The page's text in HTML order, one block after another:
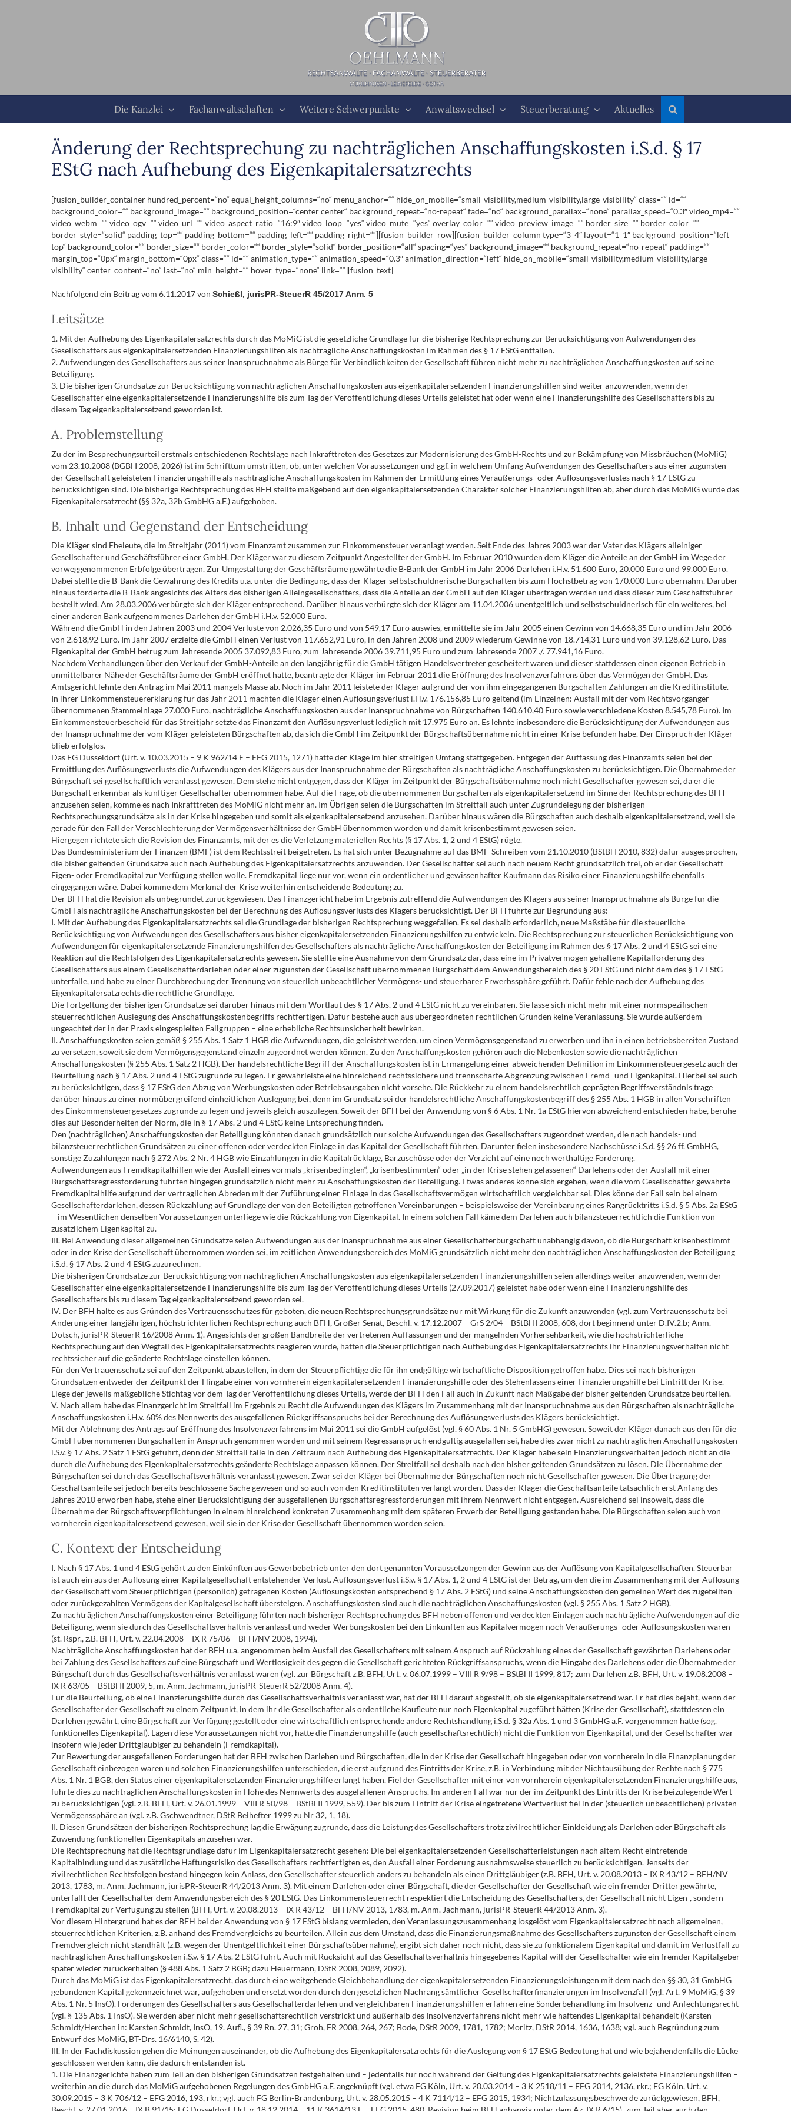
Die Kanzlei Fachanwaltschaften Weitere Schwerpunkte Anwaltswechsel Steuerberatung Aktuelles
Änderung der Rechtsprechung zu nachträglichen Anschaffungskosten i.S.d. § 17
EStG nach Aufhebung des Eigenkapitalersatzrechts
[fusion_builder_container hundred_percent=“no“ equal_height_columns=“no“ menu_anchor=““ hide_on_mobile=“small-visibility,medium-visibility,large-visibility“ class=““ id=““
background_color=““ background_image=““ background_position=“center center“ background_repeat=“no-repeat“ fade=“no“ background_parallax=“none“ parallax_speed=“0.3″ video_mp4=““
video_webm=““ video_ogv=““ video_url=““ video_aspect_ratio=“16:9″ video_loop=“yes“ video_mute=“yes“ overlay_color=““ video_preview_image=““ border_size=““ border_color=““
border_style=“solid“ padding_top=““ padding_bottom=““ padding_left=““ padding_right=““][fusion_builder_row][fusion_builder_column type=“3_4″ layout=“1_1″ background_position=“left
top“ background_color=““ border_size=““ border_color=““ border_style=“solid“ border_position=“all“ spacing=“yes“ background_image=““ background_repeat=“no-repeat“ padding=““
margin_top=“0px“ margin_bottom=“0px“ class=““ id=““ animation_type=““ animation_speed=“0.3″ animation_direction=“left“ hide_on_mobile=“small-visibility,medium-visibility,large-
visibility“ center_content=“no“ last=“no“ min_height=““ hover_type=“none“ link=““][fusion_text]
Nachfolgend ein Beitrag vom 6.11.2017 von Schießl, jurisPR-SteuerR 45/2017 Anm. 5
Leitsätze
1. Mit der Aufhebung des Eigenkapitalersatzrechts durch das MoMiG ist die gesetzliche Grundlage für die bisherige Rechtsprechung zur Berücksichtigung von Aufwendungen des
Gesellschafters aus eigenkapitalersetzenden Finanzierungshilfen als nachträgliche Anschaffungskosten im Rahmen des § 17 EStG entfallen.
2. Aufwendungen des Gesellschafters aus seiner Inanspruchnahme als Bürge für Verbindlichkeiten der Gesellschaft führen nicht mehr zu nachträglichen Anschaffungskosten auf seine
Beteiligung.
3. Die bisherigen Grundsätze zur Berücksichtigung von nachträglichen Anschaffungskosten aus eigenkapitalersetzenden Finanzierungshilfen sind weiter anzuwenden, wenn der
Gesellschafter eine eigenkapitalersetzende Finanzierungshilfe bis zum Tag der Veröffentlichung dieses Urteils geleistet hat oder wenn eine Finanzierungshilfe des Gesellschafters bis zu
diesem Tag eigenkapitalersetzend geworden ist.
A. Problemstellung
Zu der im Besprechungsurteil erstmals entschiedenen Rechtslage nach Inkrafttreten des Gesetzes zur Modernisierung des GmbH-Rechts und zur Bekämpfung von Missbräuchen (MoMiG)
vom 23.10.2008 (BGBl I 2008, 2026) ist im Schrifttum umstritten, ob, unter welchen Voraussetzungen und ggf. in welchem Umfang Aufwendungen des Gesellschafters aus einer zugunsten
der Gesellschaft geleisteten Finanzierungshilfe als nachträgliche Anschaffungskosten im Rahmen der Ermittlung eines Veräußerungs- oder Auflösungsverlustes nach § 17 EStG zu
berücksichtigen sind. Die bisherige Rechtsprechung des BFH stellte maßgebend auf den eigenkapitalersetzenden Charakter solcher Finanzierungshilfen ab, aber durch das MoMiG wurde das
Eigenkapitalersatzrecht (§§ 32a, 32b GmbHG a.F.) aufgehoben.
B. Inhalt und Gegenstand der Entscheidung
Die Kläger sind Eheleute, die im Streitjahr (2011) vom Finanzamt zusammen zur Einkommensteuer veranlagt werden. Seit Ende des Jahres 2003 war der Vater des Klägers alleiniger
Gesellschafter und Geschäftsführer einer GmbH. Der Kläger war zu diesem Zeitpunkt Angestellter der GmbH. Im Februar 2010 wurden dem Kläger die Anteile an der GmbH im Wege der
vorweggenommenen Erbfolge übertragen. Zur Umgestaltung der Geschäftsräume gewährte die B-Bank der GmbH im Jahr 2006 Darlehen i.H.v. 51.600 Euro, 20.000 Euro und 99.000 Euro.
Dabei stellte die B-Bank die Gewährung des Kredits u.a. unter die Bedingung, dass der Kläger selbstschuldnerische Bürgschaften bis zum Höchstbetrag von 170.000 Euro übernahm. Darüber
hinaus forderte die B-Bank angesichts des Alters des bisherigen Alleingesellschafters, dass die Anteile an der GmbH auf den Kläger übertragen werden und dass dieser zum Geschäftsführer
bestellt wird. Am 28.03.2006 verbürgte sich der Kläger entsprechend. Darüber hinaus verbürgte sich der Kläger am 11.04.2006 unentgeltlich und selbstschuldnerisch für ein weiteres, bei
einer anderen Bank aufgenommenes Darlehen der GmbH i.H.v. 52.000 Euro.
Während die GmbH in den Jahren 2003 und 2004 Verluste von 2.026,35 Euro und von 549,17 Euro auswies, ermittelte sie im Jahr 2005 einen Gewinn von 14.668,35 Euro und im Jahr 2006
von 2.618,92 Euro. Im Jahr 2007 erzielte die GmbH einen Verlust von 117.652,91 Euro, in den Jahren 2008 und 2009 wiederum Gewinne von 18.714,31 Euro und von 39.128,62 Euro. Das
Eigenkapital der GmbH betrug zum Jahresende 2005 37.092,83 Euro, zum Jahresende 2006 39.711,95 Euro und zum Jahresende 2007 ./. 77.941,16 Euro.
Nachdem Verhandlungen über den Verkauf der GmbH-Anteile an den langjährig für die GmbH tätigen Handelsvertreter gescheitert waren und dieser stattdessen einen eigenen Betrieb in
unmittelbarer Nähe der Geschäftsräume der GmbH eröffnet hatte, beantragte der Kläger im Februar 2011 die Eröffnung des Insolvenzverfahrens über das Vermögen der GmbH. Das
Amtsgericht lehnte den Antrag im Mai 2011 mangels Masse ab. Noch im Jahr 2011 leistete der Kläger aufgrund der von ihm eingegangenen Bürgschaften Zahlungen an die Kreditinstitute.
In ihrer Einkommensteuererklärung für das Jahr 2011 machten die Kläger einen Auflösungsverlust i.H.v. 176.156,85 Euro geltend (im Einzelnen: Ausfall mit der vom Rechtsvorgänger
übernommenen Stammeinlage 27.000 Euro, nachträgliche Anschaffungskosten aus der Inanspruchnahme von Bürgschaften 140.610,40 Euro sowie verschiedene Kosten 8.545,78 Euro). Im
Einkommensteuerbescheid für das Streitjahr setzte das Finanzamt den Auflösungsverlust lediglich mit 17.975 Euro an. Es lehnte insbesondere die Berücksichtigung der Aufwendungen aus
der Inanspruchnahme der vom Kläger geleisteten Bürgschaften ab, da sich die GmbH im Zeitpunkt der Bürgschaftsübernahme nicht in einer Krise befunden habe. Der Einspruch der Kläger
blieb erfolglos.
Das FG Düsseldorf (Urt. v. 10.03.2015 – 9 K 962/14 E – EFG 2015, 1271) hatte der Klage im hier streitigen Umfang stattgegeben. Entgegen der Auffassung des Finanzamts seien bei der
Ermittlung des Auflösungsverlusts die Aufwendungen des Klägers aus der Inanspruchnahme der Bürgschaften als nachträgliche Anschaffungskosten zu berücksichtigen. Die Übernahme der
Bürgschaft sei gesellschaftlich veranlasst gewesen. Dem stehe nicht entgegen, dass der Kläger im Zeitpunkt der Bürgschaftsübernahme noch nicht Gesellschafter gewesen sei, da er die
Bürgschaft erkennbar als künftiger Gesellschafter übernommen habe. Auf die Frage, ob die übernommenen Bürgschaften als eigenkapitalersetzend im Sinne der Rechtsprechung des BFH
anzusehen seien, komme es nach Inkrafttreten des MoMiG nicht mehr an. Im Übrigen seien die Bürgschaften im Streitfall auch unter Zugrundelegung der bisherigen
Rechtsprechungsgrundsätze als in der Krise hingegeben und somit als eigenkapitalersetzend anzusehen. Darüber hinaus wären die Bürgschaften auch deshalb eigenkapitalersetzend, weil sie
gerade für den Fall der Verschlechterung der Vermögensverhältnisse der GmbH übernommen worden und damit krisenbestimmt gewesen seien.
Hiergegen richtete sich die Revision des Finanzamts, mit der es die Verletzung materiellen Rechts (§ 17 Abs. 1, 2 und 4 EStG) rügte.
Das Bundesministerium der Finanzen (BMF) ist dem Rechtsstreit beigetreten. Es hat sich unter Bezugnahme auf das BMF-Schreiben vom 21.10.2010 (BStBl I 2010, 832) dafür ausgesprochen,
die bisher geltenden Grundsätze auch nach Aufhebung des Eigenkapitalersatzrechts anzuwenden. Der Gesellschafter sei auch nach neuem Recht grundsätzlich frei, ob er der Gesellschaft
Eigen- oder Fremdkapital zur Verfügung stellen wolle. Fremdkapital liege nur vor, wenn ein ordentlicher und gewissenhafter Kaufmann das Risiko einer Finanzierungshilfe ebenfalls
eingegangen wäre. Dabei komme dem Merkmal der Krise weiterhin entscheidende Bedeutung zu.
Der BFH hat die Revision als unbegründet zurückgewiesen. Das Finanzgericht habe im Ergebnis zutreffend die Aufwendungen des Klägers aus seiner Inanspruchnahme als Bürge für die
GmbH als nachträgliche Anschaffungskosten bei der Berechnung des Auflösungsverlusts des Klägers berücksichtigt. Der BFH führte zur Begründung aus:
I. Mit der Aufhebung des Eigenkapitalersatzrechts sei die Grundlage der bisherigen Rechtsprechung weggefallen. Es sei deshalb erforderlich, neue Maßstäbe für die steuerliche
Berücksichtigung von Aufwendungen des Gesellschafters aus bisher eigenkapitalersetzenden Finanzierungshilfen zu entwickeln. Die Rechtsprechung zur steuerlichen Berücksichtigung von
Aufwendungen für eigenkapitalersetzende Finanzierungshilfen des Gesellschafters als nachträgliche Anschaffungskosten der Beteiligung im Rahmen des § 17 Abs. 2 und 4 EStG sei eine
Reaktion auf die Rechtsfolgen des Eigenkapitalersatzrechts gewesen. Sie stellte eine Ausnahme von dem Grundsatz dar, dass eine im Privatvermögen gehaltene Kapitalforderung des
Gesellschafters aus einem Gesellschafterdarlehen oder einer zugunsten der Gesellschaft übernommenen Bürgschaft dem Anwendungsbereich des § 20 EStG und nicht dem des § 17 EStG
unterfalle, und habe zu einer Durchbrechung der Trennung von steuerlich unbeachtlicher Vermögens- und steuerbarer Erwerbssphäre geführt. Dafür fehle nach der Aufhebung des
Eigenkapitalersatzrechts die rechtliche Grundlage.
Die Fortgeltung der bisherigen Grundsätze sei darüber hinaus mit dem Wortlaut des § 17 Abs. 2 und 4 EStG nicht zu vereinbaren. Sie lasse sich nicht mehr mit einer normspezifischen
steuerrechtlichen Auslegung des Anschaffungskostenbegriffs rechtfertigen. Dafür bestehe auch aus übergeordneten rechtlichen Gründen keine Veranlassung. Sie würde außerdem –
ungeachtet der in der Praxis eingespielten Fallgruppen – eine erhebliche Rechtsunsicherheit bewirken.
II. Anschaffungskosten seien gemäß § 255 Abs. 1 Satz 1 HGB die Aufwendungen, die geleistet werden, um einen Vermögensgegenstand zu erwerben und ihn in einen betriebsbereiten Zustand
zu versetzen, soweit sie dem Vermögensgegenstand einzeln zugeordnet werden können. Zu den Anschaffungskosten gehören auch die Nebenkosten sowie die nachträglichen
Anschaffungskosten (§ 255 Abs. 1 Satz 2 HGB). Der handelsrechtliche Begriff der Anschaffungskosten ist in Ermangelung einer abweichenden Definition im Einkommensteuergesetz auch der
Beurteilung nach § 17 Abs. 2 und 4 EStG zugrunde zu legen. Er gewährleiste eine hinreichend rechtssichere und trennscharfe Abgrenzung zwischen Fremd- und Eigenkapital. Hierbei sei auch
zu berücksichtigen, dass § 17 EStG den Abzug von Werbungskosten oder Betriebsausgaben nicht vorsehe. Die Rückkehr zu einem handelsrechtlich geprägten Begriffsverständnis trage
darüber hinaus zu einer normübergreifend einheitlichen Auslegung bei, denn im Grundsatz sei der handelsrechtliche Anschaffungskostenbegriff des § 255 Abs. 1 HGB in allen Vorschriften
des Einkommensteuergesetzes zugrunde zu legen und jeweils gleich auszulegen. Soweit der BFH bei der Anwendung von § 6 Abs. 1 Nr. 1a EStG hiervon abweichend entschieden habe, beruhe
dies auf Besonderheiten der Norm, die in § 17 Abs. 2 und 4 EStG keine Entsprechung finden.
Den (nachträglichen) Anschaffungskosten der Beteiligung könnten danach grundsätzlich nur solche Aufwendungen des Gesellschafters zugeordnet werden, die nach handels- und
bilanzsteuerrechtlichen Grundsätzen zu einer offenen oder verdeckten Einlage in das Kapital der Gesellschaft führten. Darunter fielen insbesondere Nachschüsse i.S.d. §§ 26 ff. GmbHG,
sonstige Zuzahlungen nach § 272 Abs. 2 Nr. 4 HGB wie Einzahlungen in die Kapitalrücklage, Barzuschüsse oder der Verzicht auf eine noch werthaltige Forderung.
Aufwendungen aus Fremdkapitalhilfen wie der Ausfall eines vormals „krisenbedingten“, „krisenbestimmten“ oder „in der Krise stehen gelassenen“ Darlehens oder der Ausfall mit einer
Bürgschaftsregressforderung führten hingegen grundsätzlich nicht mehr zu Anschaffungskosten der Beteiligung. Etwas anderes könne sich ergeben, wenn die vom Gesellschafter gewährte
Fremdkapitalhilfe aufgrund der vertraglichen Abreden mit der Zuführung einer Einlage in das Gesellschaftsvermögen wirtschaftlich vergleichbar sei. Dies könne der Fall sein bei einem
Gesellschafterdarlehen, dessen Rückzahlung auf Grundlage der von den Beteiligten getroffenen Vereinbarungen – beispielsweise der Vereinbarung eines Rangrücktritts i.S.d. § 5 Abs. 2a EStG
– im Wesentlichen denselben Voraussetzungen unterliege wie die Rückzahlung von Eigenkapital. In einem solchen Fall käme dem Darlehen auch bilanzsteuerrechtlich die Funktion von
zusätzlichem Eigenkapital zu.
III. Bei Anwendung dieser allgemeinen Grundsätze seien Aufwendungen aus der Inanspruchnahme aus einer Gesellschafterbürgschaft unabhängig davon, ob die Bürgschaft krisenbestimmt
oder in der Krise der Gesellschaft übernommen worden sei, im zeitlichen Anwendungsbereich des MoMiG grundsätzlich nicht mehr den nachträglichen Anschaffungskosten der Beteiligung
i.S.d. § 17 Abs. 2 und 4 EStG zuzurechnen.
Die bisherigen Grundsätze zur Berücksichtigung von nachträglichen Anschaffungskosten aus eigenkapitalersetzenden Finanzierungshilfen seien allerdings weiter anzuwenden, wenn der
Gesellschafter eine eigenkapitalersetzende Finanzierungshilfe bis zum Tag der Veröffentlichung dieses Urteils (27.09.2017) geleistet habe oder wenn eine Finanzierungshilfe des
Gesellschafters bis zu diesem Tag eigenkapitalersetzend geworden sei.
IV. Der BFH halte es aus Gründen des Vertrauensschutzes für geboten, die neuen Rechtsprechungsgrundsätze nur mit Wirkung für die Zukunft anzuwenden (vgl. zum Vertrauensschutz bei
Änderung einer langjährigen, höchstrichterlichen Rechtsprechung auch BFH, Großer Senat, Beschl. v. 17.12.2007 – GrS 2/04 – BStBl II 2008, 608, dort beginnend unter D.IV.2.b; Anm.
Dötsch, jurisPR-SteuerR 16/2008 Anm. 1). Angesichts der großen Bandbreite der vertretenen Auffassungen und der mangelnden Vorhersehbarkeit, wie die höchstrichterliche
Rechtsprechung auf den Wegfall des Eigenkapitalersatzrechts reagieren würde, hätten die Steuerpflichtigen nach Aufhebung des Eigenkapitalersatzrechts ihr Finanzierungsverhalten nicht
rechtssicher auf die geänderte Rechtslage einstellen können.
Für den Vertrauensschutz sei auf den Zeitpunkt abzustellen, in dem der Steuerpflichtige die für ihn endgültige wirtschaftliche Disposition getroffen habe. Dies sei nach bisherigen
Grundsätzen entweder der Zeitpunkt der Hingabe einer von vornherein eigenkapitalersetzenden Finanzierungshilfe oder des Stehenlassens einer Finanzierungshilfe bei Eintritt der Krise.
Liege der jeweils maßgebliche Stichtag vor dem Tag der Veröffentlichung dieses Urteils, werde der BFH den Fall auch in Zukunft nach Maßgabe der bisher geltenden Grundsätze beurteilen.
V. Nach allem habe das Finanzgericht im Streitfall im Ergebnis zu Recht die Aufwendungen des Klägers im Zusammenhang mit der Inanspruchnahme aus den Bürgschaften als nachträgliche
Anschaffungskosten i.H.v. 60% des Nennwerts des ausgefallenen Rückgriffsanspruchs bei der Berechnung des Auflösungsverlusts des Klägers berücksichtigt.
Mit der Ablehnung des Antrags auf Eröffnung des Insolvenzverfahrens im Mai 2011 sei die GmbH aufgelöst (vgl. § 60 Abs. 1 Nr. 5 GmbHG) gewesen. Soweit der Kläger danach aus den für die
GmbH übernommenen Bürgschaften in Anspruch genommen worden und mit seinem Regressanspruch endgültig ausgefallen sei, habe dies zwar nicht zu nachträglichen Anschaffungskosten
i.S.v. § 17 Abs. 2 Satz 1 EStG geführt, denn der Streitfall falle in den Zeitraum nach Aufhebung des Eigenkapitalersatzrechts. Der Kläger habe sein Finanzierungsverhalten jedoch nicht an die
durch die Aufhebung des Eigenkapitalersatzrechts geänderte Rechtslage anpassen können. Der Streitfall sei deshalb nach den bisher geltenden Grundsätzen zu lösen. Die Übernahme der
Bürgschaften sei durch das Gesellschaftsverhältnis veranlasst gewesen. Zwar sei der Kläger bei Übernahme der Bürgschaften noch nicht Gesellschafter gewesen. Die Übertragung der
Geschäftsanteile sei jedoch bereits beschlossene Sache gewesen und so auch von den Kreditinstituten verlangt worden. Dass der Kläger die Geschäftsanteile tatsächlich erst Anfang des
Jahres 2010 erworben habe, stehe einer Berücksichtigung der ausgefallenen Bürgschaftsregressforderungen mit ihrem Nennwert nicht entgegen. Ausreichend sei insoweit, dass die
Übernahme der Bürgschaftsverpflichtungen in einem hinreichend konkreten Zusammenhang mit dem späteren Erwerb der Beteiligung gestanden habe. Die Bürgschaften seien auch von
vornherein eigenkapitalersetzend gewesen, weil sie in der Krise der Gesellschaft übernommen worden seien.
C. Kontext der Entscheidung
I. Nach § 17 Abs. 1 und 4 EStG gehört zu den Einkünften aus Gewerbebetrieb unter den dort genannten Voraussetzungen der Gewinn aus der Auflösung von Kapitalgesellschaften. Steuerbar
ist auch ein aus der Auflösung einer Kapitalgesellschaft entstehender Verlust. Auflösungsverlust i.S.v. § 17 Abs. 1, 2 und 4 EStG ist der Betrag, um den die im Zusammenhang mit der Auflösung
der Gesellschaft vom Steuerpflichtigen (persönlich) getragenen Kosten (Auflösungskosten entsprechend § 17 Abs. 2 EStG) und seine Anschaffungskosten den gemeinen Wert des zugeteilten
oder zurückgezahlten Vermögens der Kapitalgesellschaft übersteigen. Anschaffungskosten sind auch die nachträglichen Anschaffungskosten (vgl. § 255 Abs. 1 Satz 2 HGB).
Zu nachträglichen Anschaffungskosten einer Beteiligung führten nach bisheriger Rechtsprechung des BFH neben offenen und verdeckten Einlagen auch nachträgliche Aufwendungen auf die
Beteiligung, wenn sie durch das Gesellschaftsverhältnis veranlasst und weder Werbungskosten bei den Einkünften aus Kapitalvermögen noch Veräußerungs- oder Auflösungskosten waren
(st. Rspr., z.B. BFH, Urt. v. 22.04.2008 – IX R 75/06 – BFH/NV 2008, 1994).
Nachträgliche Anschaffungskosten hat der BFH u.a. angenommen beim Ausfall des Gesellschafters mit seinem Anspruch auf Rückzahlung eines der Gesellschaft gewährten Darlehens oder
bei Zahlung des Gesellschafters auf eine Bürgschaft und Wertlosigkeit des gegen die Gesellschaft gerichteten Rückgriffsanspruchs, wenn die Hingabe des Darlehens oder die Übernahme der
Bürgschaft durch das Gesellschaftsverhältnis veranlasst waren (vgl. zur Bürgschaft z.B. BFH, Urt. v. 06.07.1999 – VIII R 9/98 – BStBl II 1999, 817; zum Darlehen z.B. BFH, Urt. v. 19.08.2008 –
IX R 63/05 – BStBl II 2009, 5, m. Anm. Jachmann, jurisPR-SteuerR 52/2008 Anm. 4).
Für die Beurteilung, ob eine Finanzierungshilfe durch das Gesellschaftsverhältnis veranlasst war, hat der BFH darauf abgestellt, ob sie eigenkapitalersetzend war. Er hat dies bejaht, wenn der
Gesellschafter der Gesellschaft zu einem Zeitpunkt, in dem ihr die Gesellschafter als ordentliche Kaufleute nur noch Eigenkapital zugeführt hätten (Krise der Gesellschaft), stattdessen ein
Darlehen gewährt, eine Bürgschaft zur Verfügung gestellt oder eine wirtschaftlich entsprechende andere Rechtshandlung i.S.d. § 32a Abs. 1 und 3 GmbHG a.F. vorgenommen hatte (sog.
funktionelles Eigenkapital). Lagen diese Voraussetzungen nicht vor, hatte die Finanzierungshilfe (auch gesellschaftsrechtlich) nicht die Funktion von Eigenkapital, und der Gesellschafter war
insofern wie jeder Drittgläubiger zu behandeln (Fremdkapital).
Zur Bewertung der ausgefallenen Forderungen hat der BFH zwischen Darlehen und Bürgschaften, die in der Krise der Gesellschaft hingegeben oder von vornherein in die Finanzplanung der
Gesellschaft einbezogen waren und solchen Finanzierungshilfen unterschieden, die erst aufgrund des Eintritts der Krise, z.B. in Verbindung mit der Nichtausübung der Rechte nach § 775
Abs. 1 Nr. 1 BGB, den Status einer eigenkapitalersetzenden Finanzierungshilfe erlangt haben. Fiel der Gesellschafter mit einer von vornherein eigenkapitalersetzenden Finanzierungshilfe aus,
führte dies zu nachträglichen Anschaffungskosten in Höhe des Nennwerts des ausgefallenen Anspruchs. Im anderen Fall war nur der im Zeitpunkt des Eintritts der Krise beizulegende Wert
zu berücksichtigen (vgl. z.B. BFH, Urt. v. 26.01.1999 – VIII R 50/98 – BStBl II 1999, 559). Der bis zum Eintritt der Krise eingetretene Wertverlust fiel in der (steuerlich unbeachtlichen) privaten
Vermögenssphäre an (vgl. z.B. Gschwendtner, DStR Beihefter 1999 zu Nr 32, 1, 18).
II. Diesen Grundsätzen der bisherigen Rechtsprechung lag die Erwägung zugrunde, dass die Leistung des Gesellschafters trotz zivilrechtlicher Einkleidung als Darlehen oder Bürgschaft als
Zuwendung funktionellen Eigenkapitals anzusehen war.
Die Rechtsprechung hat die Rechtsgrundlage dafür im Eigenkapitalersatzrecht gesehen: Die bei eigenkapitalersetzenden Gesellschafterleistungen nach altem Recht eintretende
Kapitalbindung und das zusätzliche Haftungsrisiko des Gesellschafters rechtfertigten es, den Ausfall einer Forderung ausnahmsweise steuerlich zu berücksichtigen. Jenseits der
zivilrechtlichen Rechtsfolgen bestand hingegen kein Anlass, den Gesellschafter steuerlich anders zu behandeln als einen Drittgläubiger (z.B. BFH, Urt. v. 20.08.2013 – IX R 43/12 – BFH/NV
2013, 1783, m. Anm. Jachmann, jurisPR-SteuerR 44/2013 Anm. 3). Mit einem Darlehen oder einer Bürgschaft, die der Gesellschafter der Gesellschaft wie ein fremder Dritter gewährte,
unterfällt der Gesellschafter dem Anwendungsbereich des § 20 EStG. Das Einkommensteuerrecht respektiert die Entscheidung des Gesellschafters, der Gesellschaft nicht Eigen-, sondern
Fremdkapital zur Verfügung zu stellen (BFH, Urt. v. 20.08.2013 – IX R 43/12 – BFH/NV 2013, 1783, m. Anm. Jachmann, jurisPR-SteuerR 44/2013 Anm. 3).
Vor diesem Hintergrund hat es der BFH bei der Anwendung von § 17 EStG bislang vermieden, den Veranlassungszusammenhang losgelöst vom Eigenkapitalersatzrecht nach allgemeinen,
steuerrechtlichen Kriterien, z.B. anhand des Fremdvergleichs zu beurteilen. Allein aus dem Umstand, dass die Finanzierungsmaßnahme des Gesellschafters zugunsten der Gesellschaft einem
Fremdvergleich nicht standhält (z.B. wegen der Unentgeltlichkeit einer Bürgschaftsübernahme), ergibt sich daher noch nicht, dass sie zu funktionalem Eigenkapital und damit im Verlustfall zu
nachträglichen Anschaffungskosten i.S.v. § 17 Abs. 2 EStG führt. Auch mit Rücksicht auf das Gesellschaftsverhältnis hingegebenes Kapital will der Gesellschafter wie ein fremder Kapitalgeber
später wieder zurückerhalten (§ 488 Abs. 1 Satz 2 BGB; dazu Heuermann, DStR 2008, 2089, 2092).
Durch das MoMiG ist das Eigenkapitalersatzrecht, das durch eine weitgehende Gleichbehandlung der eigenkapitalersetzenden Finanzierungsleistungen mit dem nach den §§ 30, 31 GmbHG
gebundenen Kapital gekennzeichnet war, aufgehoben und ersetzt worden durch den gesetzlichen Nachrang sämtlicher Gesellschafterfinanzierungen im Insolvenzfall (vgl. Art. 9 MoMiG, § 39
Abs. 1 Nr. 5 InsO). Forderungen des Gesellschafters aus Gesellschafterdarlehen und vergleichbaren Finanzierungshilfen erfahren eine Sonderbehandlung im Insolvenz- und Anfechtungsrecht
(vgl. § 135 Abs. 1 InsO). Sie werden aber nicht mehr gesellschaftsrechtlich verstrickt und außerhalb des Insolvenzverfahrens nicht mehr wie haftendes Eigenkapital behandelt (Karsten
Schmidt/Herchen in: Karsten Schmidt, InsO, 19. Aufl., § 39 Rn. 27, 31; Groh, FR 2008, 264, 267; Bode, DStR 2009, 1781, 1782; Moritz, DStR 2014, 1636, 1638; vgl. auch Begründung zum
Entwurf des MoMiG, BT-Drs. 16/6140, S. 42).
III. In der Fachdiskussion gehen die Meinungen auseinander, ob die Aufhebung des Eigenkapitalersatzrechts für die Auslegung von § 17 EStG Bedeutung hat und wie bejahendenfalls die Lücke
geschlossen werden kann, die dadurch entstanden ist.
1. Die Finanzgerichte haben zum Teil an den bisherigen Grundsätzen festgehalten und – jedenfalls für noch während der Geltung des Eigenkapitalersatzrechts geleistete Finanzierungshilfen –
weiterhin an die durch das MoMiG aufgehobenen Regelungen des GmbHG a.F. angeknüpft (vgl. etwa FG Köln, Urt. v. 20.03.2014 – 3 K 2518/11 – EFG 2014, 2136, rkr.; FG Köln, Urt. v.
30.09.2015 – 3 K 706/12 – EFG 2016, 193, rkr.; vgl. auch FG Berlin-Brandenburg, Urt. v. 28.05.2015 – 4 K 7114/12 – EFG 2015, 1934; Nichtzulassungsbeschwerde zurückgewiesen, BFH,